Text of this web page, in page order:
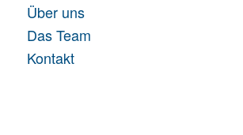
Über uns
Das Team
Kontakt